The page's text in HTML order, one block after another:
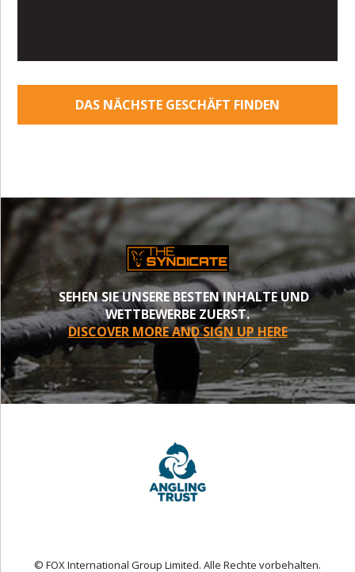
DAS NÄCHSTE GESCHÄFT FINDEN
SEHEN SIE UNSERE BESTEN INHALTE UND
WETTBEWERBE ZUERST.
DISCOVER MORE AND SIGN UP HERE
© FOX International Group Limited. Alle Rechte vorbehalten.